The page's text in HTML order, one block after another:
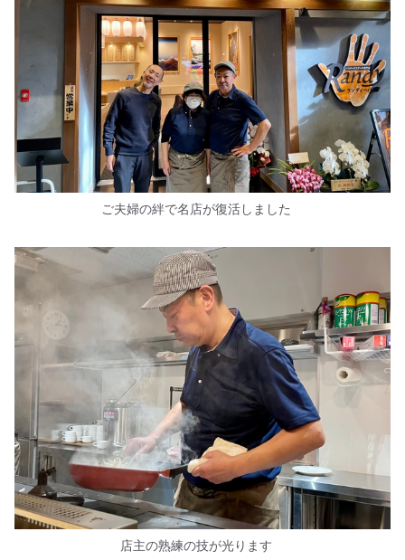
ご夫婦の絆で名店が復活しました
店主の熟練の技が光ります